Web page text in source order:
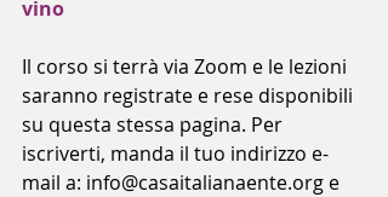
vino
Il corso si terrà via Zoom e le lezioni
saranno registrate e rese disponibili
su questa stessa pagina. Per
iscriverti, manda il tuo indirizzo e-
mail a: info@casaitalianaente.org e